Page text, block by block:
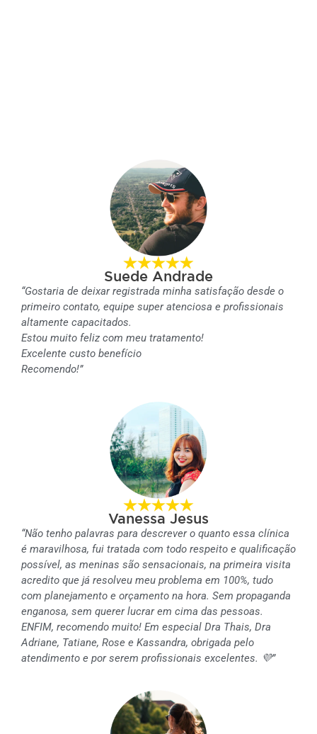
Suede Andrade
“Gostaria de deixar registrada minha satisfação desde o
primeiro contato, equipe super atenciosa e profissionais
altamente capacitados.
Estou muito feliz com meu tratamento!
Excelente custo benefício
Recomendo!”
Vanessa Jesus
“Não tenho palavras para descrever o quanto essa clínica
é maravilhosa, fui tratada com todo respeito e qualificação
possível, as meninas são sensacionais, na primeira visita
acredito que já resolveu meu problema em 100%, tudo
com planejamento e orçamento na hora. Sem propaganda
enganosa, sem querer lucrar em cima das pessoas.
ENFIM, recomendo muito! Em especial Dra Thais, Dra
Adriane, Tatiane, Rose e Kassandra, obrigada pelo
atendimento e por serem profissionais excelentes. 💜”